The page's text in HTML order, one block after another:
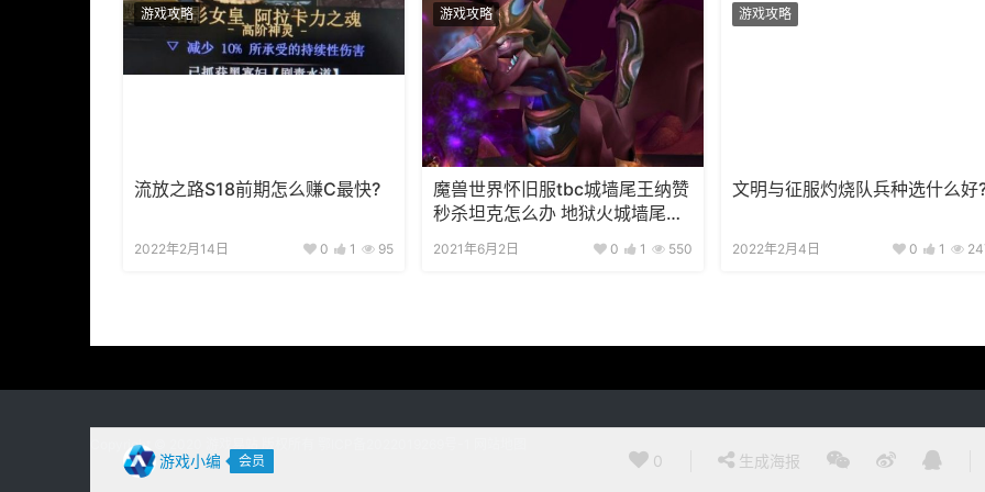
游戏小编 会员 0 生成海报
游戏攻略
流放之路S18前期怎么赚C最快?
2022年2月14日 0 1 95
游戏攻略
魔兽世界怀旧服tbc城墙尾王纳赞
秒杀坦克怎么办 地狱火城墙尾王
坦克攻略
2021年6月2日 0 1 550
游戏攻略
文明与征服灼烧队兵种选什么好
2022年2月4日 0 1
Copyright © 2020